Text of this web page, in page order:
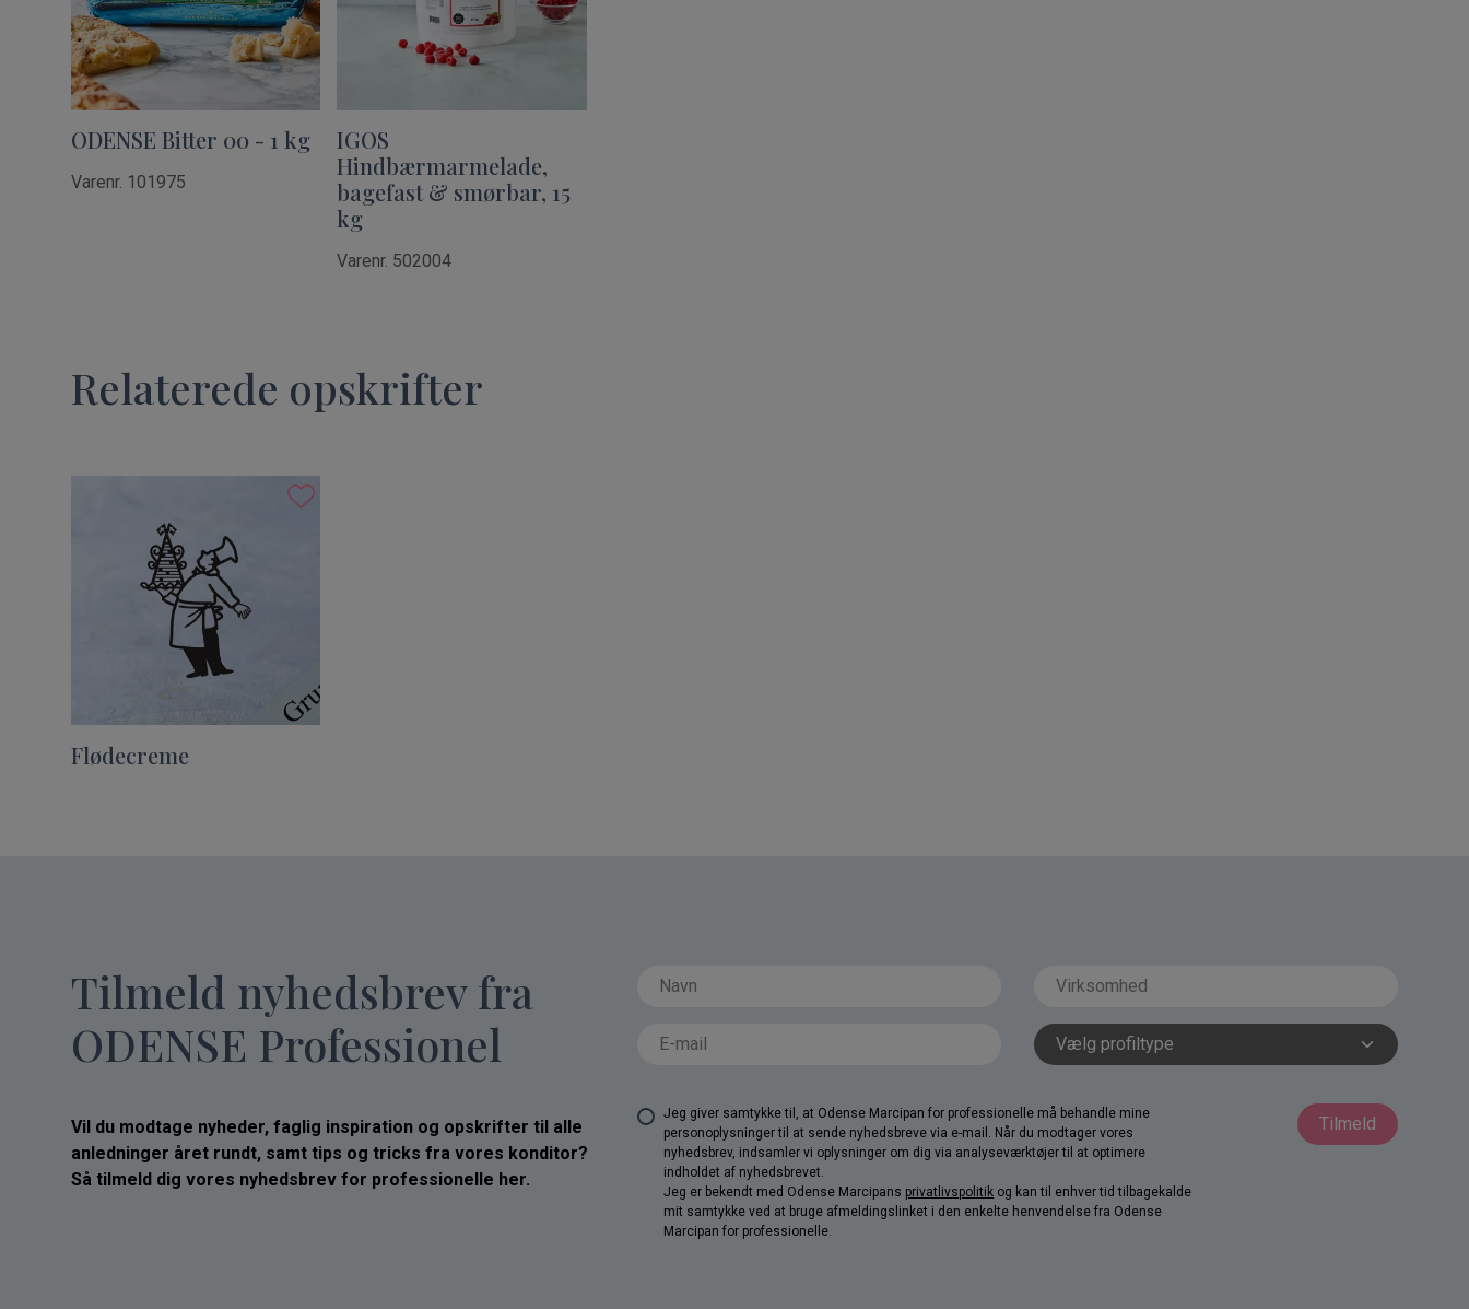
ODENSE Bitter 00 - 1 kg
Varenr. 101975
IGOS
Hindbærmarmelade,
bagefast & smørbar, 15
kg
Varenr. 502004
Relaterede opskrifter
Flødecreme
Tilmeld nyhedsbrev fra
ODENSE Professionel
Vil du modtage nyheder, faglig inspiration og opskrifter til alle
anledninger året rundt, samt tips og tricks fra vores konditor?
Så tilmeld dig vores nyhedsbrev for professionelle her.
Jeg giver samtykke til, at Odense Marcipan for professionelle må behandle mine
personoplysninger til at sende nyhedsbreve via e-mail. Når du modtager vores
nyhedsbrev, indsamler vi oplysninger om dig via analyseværktøjer til at optimere
indholdet af nyhedsbrevet.
Jeg er bekendt med Odense Marcipans privatlivspolitik og kan til enhver tid tilbagekalde
mit samtykke ved at bruge afmeldingslinket i den enkelte henvendelse fra Odense
Marcipan for professionelle.
Tilmeld